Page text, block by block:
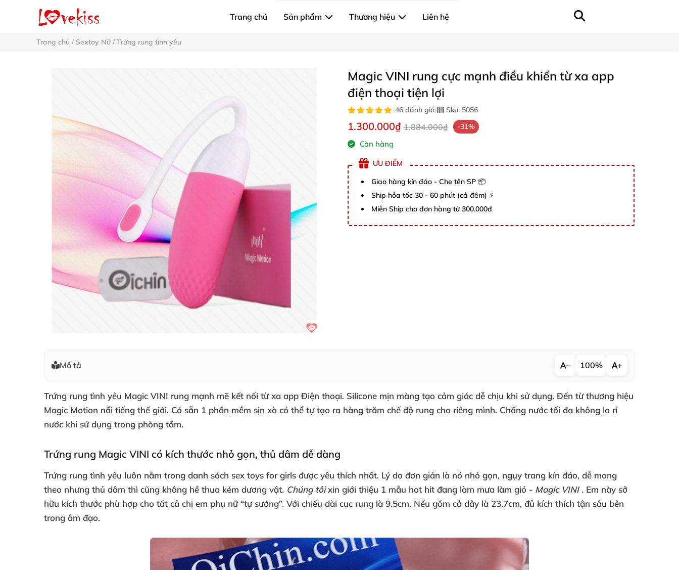
Trang chủ Sản phẩm Thương hiệu Liên hệ
Trang chủ / Sextoy Nữ/ Trứng rung tình yêu
Magic VINI rung cực mạnh điều khiển từ xa app
điện thoại tiện lợi
|46 đánh giá| Sku: 5056
1.300.000₫ 1.884.000₫ -31%
Còn hàng
ƯU ĐIỂM
Giao hàng kín đáo - Che tên SP 📦
Ship hỏa tốc 30 - 60 phút (cả đêm) ⚡
Miễn Ship cho đơn hàng từ 300.000đ
Mô tả − 100% +
Trứng rung tình yêu Magic VINI rung mạnh mẽ kết nối từ xa app Điện thoại. Silicone mịn màng tạo cảm giác dễ chịu khi sử dụng. Đến từ thương hiệu
Magic Motion nổi tiếng thế giới. Có sẵn 1 phần mềm sịn xò có thể tự tạo ra hàng trăm chế độ rung cho riêng mình. Chống nước tối đa không lo rỉ
nước khi sử dụng trong phòng tắm.
Trứng rung Magic VINI có kích thước nhỏ gọn, thủ dâm dễ dàng
Trứng rung tình yêu luôn nằm trong danh sách sex toys for girls được yêu thích nhất. Lý do đơn giản là nó nhỏ gọn, ngụy trang kín đáo, dễ mang
theo nhưng thủ dâm thì cũng không hề thua kém dương vật. Chúng tôixin giới thiệu 1 mẫu hot hit đang làm mưa làm gió - Magic VINI . Em này sở
hữu kích thước phù hợp cho tất cả chị em phụ nữ “tự sướng”. Với chiều dài cục rung là 9.5cm. Nếu gồm cả dây là 23.7cm, đủ kích thích tận sâu bên
trong âm đạo.